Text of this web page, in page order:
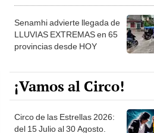
Senamhi advierte llegada de
LLUVIAS EXTREMAS en 65
provincias desde HOY
¡Vamos al Circo!
Circo de las Estrellas 2026:
del 15 Julio al 30 Agosto.